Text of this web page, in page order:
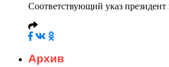
Соответствующий указ
Архив